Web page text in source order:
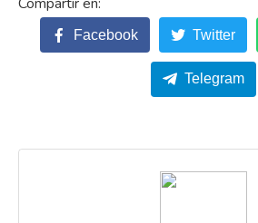
Facebook Twitter
Telegram